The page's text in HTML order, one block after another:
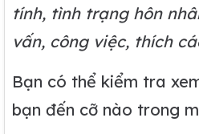
tính, tình trạng hôn
vấn, công việc, thích
Bạn có thể kiểm tra
bạn đến cỡ nào trong